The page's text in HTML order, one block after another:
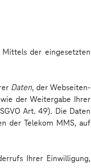
der eingesetzten
Daten, der Webseiten-
der Weitergabe Ihrer
Art. 49). Die Daten
der Telekom MMS, auf
Ihrer Einwilligung,
für Obst und Gemüse